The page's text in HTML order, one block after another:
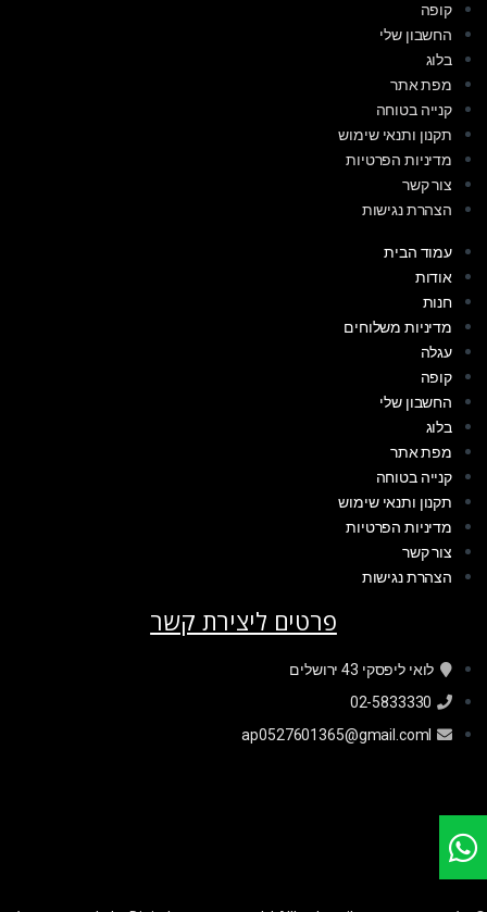
קופה
החשבון שלי
בלוג
מפת אתר
קנייה בטוחה
תקנון ותנאי שימוש
מדיניות הפרטיות
צור קשר
הצהרת נגישות
עמוד הבית
אודות
חנות
מדיניות משלוחים
עגלה
קופה
החשבון שלי
בלוג
מפת אתר
קנייה בטוחה
תקנון ותנאי שימוש
מדיניות הפרטיות
צור קשר
הצהרת נגישות
פרטים ליצירת קשר
לואי ליפסקי 43 ירושלים
02-5833330
ap0527601365@gmail.coml